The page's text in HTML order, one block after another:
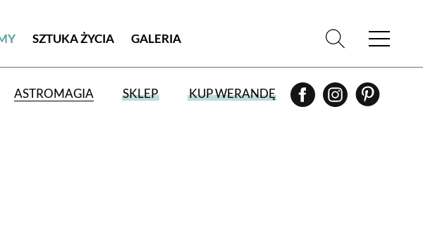
SZTUKA ŻYCIA GALERIA
ASTROMAGIA SKLEP KUP WERANDĘ